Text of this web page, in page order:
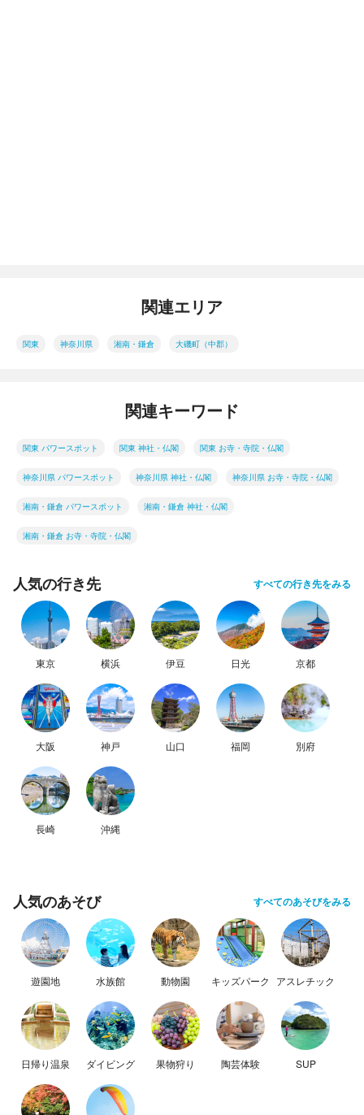
関連エリア
関東 神奈川県 湘南・鎌倉 大磯町（中郡）
関連キーワード
関東 パワースポット 関東 神社・仏閣 関東 お寺・寺院・仏閣
神奈川県 パワースポット 神奈川県 神社・仏閣 神奈川県 お寺・寺院・仏閣
湘南・鎌倉 パワースポット 湘南・鎌倉 神社・仏閣
湘南・鎌倉 お寺・寺院・仏閣
人気の行き先 すべての行き先をみる
東京 横浜 伊豆 日光 京都
大阪 神戸 山口 福岡 別府
長崎 沖縄
人気のあそび すべてのあそびをみる
遊園地 水族館 動物園 キッズパーク アスレチック
日帰り温泉 ダイビング 果物狩り 陶芸体験 SUP